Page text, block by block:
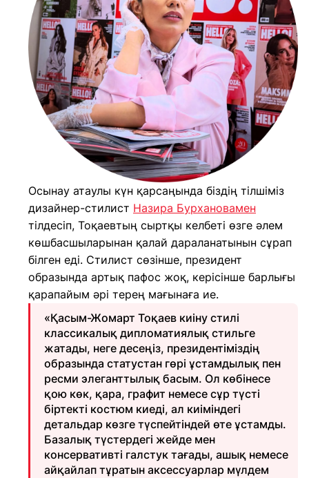
Осынау атаулы күн қарсаңында біздің тілшіміз
дизайнер-стилист Назира Бурхановамен
тілдесіп, Тоқаевтың сыртқы келбеті өзге әлем
көшбасшыларынан қалай дараланатынын сұрап
білген еді. Стилист сөзінше, президент
образында артық пафос жоқ, керісінше барлығы
қарапайым әрі терең мағынаға ие.
«Қасым-Жомарт Тоқаев киіну стилі
классикалық дипломатиялық стильге
жатады, неге десеңіз, президентіміздің
образында статустан гөрі ұстамдылық пен
ресми элеганттылық басым. Ол көбінесе
қою көк, қара, графит немесе сұр түсті
біртекті костюм киеді, ал киіміндегі
детальдар көзге түспейтіндей өте ұстамды.
Базалық түстердегі жейде мен
консервативті галстук тағады, ашық немесе
айқайлап тұратын аксессуарлар мүлдем